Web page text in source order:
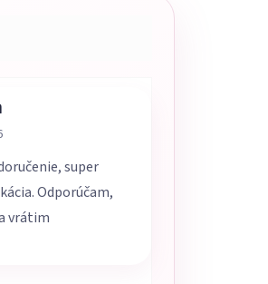
obchodu je 5 z 5 hviezdičiek.
super
Odporúčam,
vrátim